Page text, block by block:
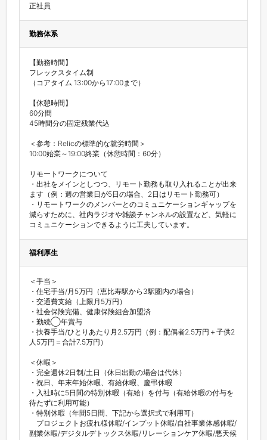
正社員
勤務体系
【勤務時間】
フレックスタイム制
（コアタイム 13:00から17:00まで）
【休憩時間】
60分間
45時間分の固定残業代込
＜参考：Relicの標準的な就労時間＞
10:00始業～19:00終業（休憩時間：60分）
リモートワークについて
・出社をメインとしつつ、リモート勤務も取り入れることが出来
ます（例：週の営業日が5日の場合、2日はリモート勤務可）
・リモートワークのメンバーとのコミュニケーションギャップを
減らすために、社内ラジオや雑談チャンネルの設置など、気軽に
コミュニケーションできるように工夫しています。
福利厚生
＜手当＞
・住宅手当/月5万円（恵比寿駅から3駅圏内の場合）
・交通費支給（上限月5万円）
・社会保険完備、健康保険組合加盟済
・勤続◯年賞与
・扶養手当/ひとりあたり月2.5万円（例：配偶者2.5万円＋子供2
人5万円＝合計7.5万円）
＜休暇＞
・完全週休2日制/土日（休日出勤の場合は代休）
・祝日、年末年始休暇、有給休暇、慶弔休暇
・入社時に5日間の特別休暇（有給）を付与（有給休暇の付与を
待たずに利用可能）
・特別休暇（年間5日間、下記から選択式で利用可）
プロジェクトお疲れ様休暇/インプット休暇/自社事業体感休暇/
副業休暇/デジタルデトックス休暇/リレーションケア休暇/悪天候